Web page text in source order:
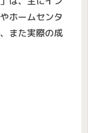
ホームセンタ
また実際の成